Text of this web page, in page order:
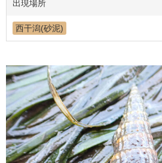
出現場所
西干潟(砂泥)